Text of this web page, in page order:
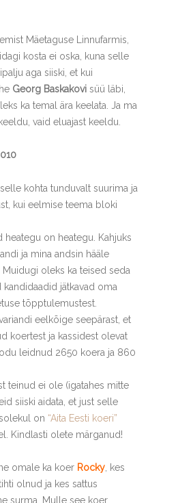
Mäetaguse Linnufarmis,
kosta ei oska, kuna selle
aga siiski, et kui
Georg Baskakovi süü läbi,
ka temal ära keelata. Ja ma
vaid eluajast keeldu.
kohta tunduvalt suurima ja
kui eelmise teema bloki
on heategu. Kahjuks
ja mina andsin hääle
Muidugi oleks ka teised seda
kandidaadid jätkavad oma
tõpptulemustest.
eelkõige seepärast, et
koertest ja kassidest olevat
leidnud 2650 koera ja 860
teinud ei ole (igatahes mitte
siiski aidata, et just selle
on “Aita Eesti koeri”
Kindlasti olete märganud!
omale ka koer Rocky , kes
olnud ja kes sattus
surma. Mulle see koer